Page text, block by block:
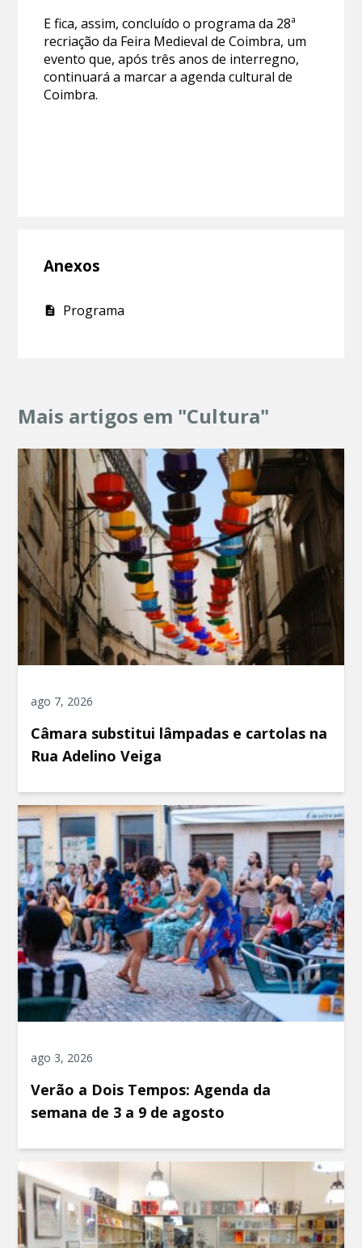
E fica, assim, concluído o programa da 28ª
recriação da Feira Medieval de Coimbra, um
evento que, após três anos de interregno,
continuará a marcar a agenda cultural de
Coimbra.
Anexos
Programa
Mais artigos em "Cultura"
ago 7, 2026
Câmara substitui lâmpadas e cartolas na
Rua Adelino Veiga
ago 3, 2026
Verão a Dois Tempos: Agenda da
semana de 3 a 9 de agosto